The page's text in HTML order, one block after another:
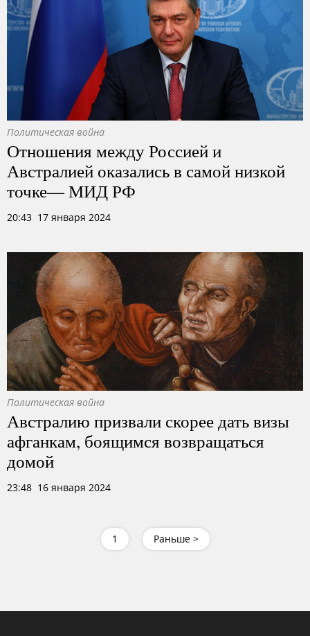
Политическая война
Отношения между Россией и
Австралией оказались в самой низкой
точке— МИД РФ
20:43 17 января 2024
Политическая война
Австралию призвали скорее дать визы
афганкам, боящимся возвращаться
домой
23:48 16 января 2024
1 Раньше >